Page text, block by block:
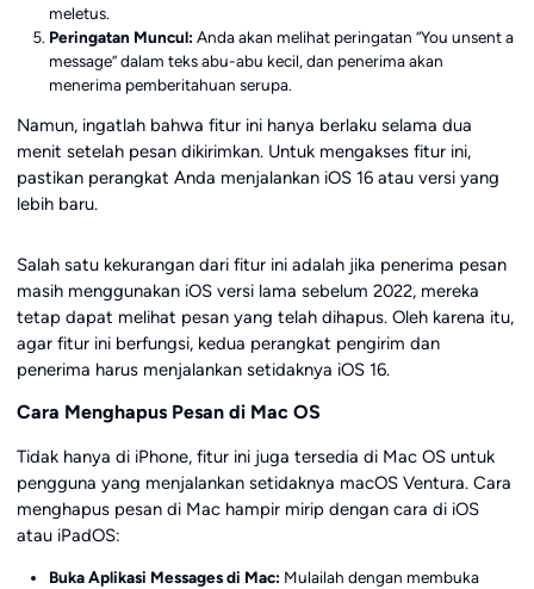
meletus.
Peringatan Muncul: Anda akan melihat peringatan “You unsent a
message” dalam teks abu-abu kecil, dan penerima akan
menerima pemberitahuan serupa.
Namun, ingatlah bahwa fitur ini hanya berlaku selama dua
menit setelah pesan dikirimkan. Untuk mengakses fitur ini,
pastikan perangkat Anda menjalankan iOS 16 atau versi yang
lebih baru.
Salah satu kekurangan dari fitur ini adalah jika penerima pesan
masih menggunakan iOS versi lama sebelum 2022, mereka
tetap dapat melihat pesan yang telah dihapus. Oleh karena itu,
agar fitur ini berfungsi, kedua perangkat pengirim dan
penerima harus menjalankan setidaknya iOS 16.
Cara Menghapus Pesan di Mac OS
Tidak hanya di iPhone, fitur ini juga tersedia di Mac OS untuk
pengguna yang menjalankan setidaknya macOS Ventura. Cara
menghapus pesan di Mac hampir mirip dengan cara di iOS
atau iPadOS:
Buka Aplikasi Messages di Mac: Mulailah dengan membuka